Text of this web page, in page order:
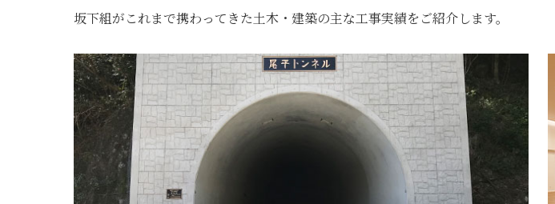
坂下組がこれまで携わってきた土木・建築の主な工事実績をご紹介します。